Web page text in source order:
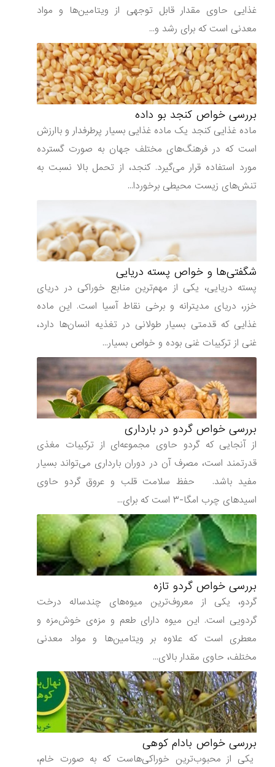
غذایی حاوی مقدار قابل توجهی از ویتامین‌ها و مواد
معدنی است که برای رشد و...
بررسی خواص کنجد بو داده
ماده غذایی کنجد یک ماده غذایی بسیار پرطرفدار و باارزش
است که در فرهنگ‌های مختلف جهان به صورت گسترده
مورد استفاده قرار می‌گیرد. کنجد، از تحمل بالا نسبت به
تنش‌های زیست محیطی برخوردا...
شگفتی‌ها و خواص پسته دریایی
پسته دریایی، یکی از مهم‌ترین منابع خوراکی در دریای
خزر، دریای مدیترانه و برخی نقاط آسیا است. این ماده
غذایی که قدمتی بسیار طولانی در تغذیه انسان‌ها دارد،
غنی از ترکیبات غنی بوده و خواص بسیار...
بررسی خواص گردو در بارداری
از آنجایی که گردو حاوی مجموعه‌ای از ترکیبات مغذی
قدرتمند است، مصرف آن در دوران بارداری می‌تواند بسیار
مفید باشد. حفظ سلامت قلب و عروق گردو حاوی
اسیدهای چرب امگا-۳ است که برای...
بررسی خواص گردو تازه
گردو، یکی از معروف‌ترین میوه‌های چند‌ساله درخت
گردویی است. این میوه دارای طعم و مزه‌ی خوش‌مزه و
معطری است که علاوه بر ویتامین‌ها و مواد معدنی
مختلف، حاوی مقدار بالای...
بررسی خواص بادام کوهی
یکی از محبوب‌ترین خوراکی‌هاست که به صورت خام،